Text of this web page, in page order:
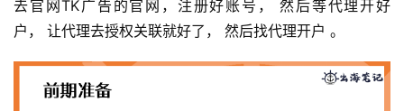
去官网TK广告的官网，注册好账号， 然后等代理开好
户， 让代理去授权关联就好了， 然后找代理开户 。